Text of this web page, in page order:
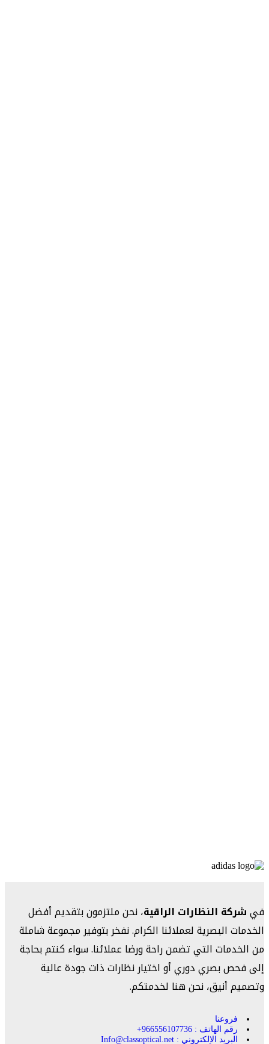
فيشركة النظارات الراقية، نحن ملتزمون بتقديم أفضل
الخدمات البصرية لعملائنا الكرام. نفخر بتوفير مجموعة شاملة
من الخدمات التي تضمن راحة ورضا عملائنا. سواء كنتم بحاجة
إلى فحص بصري دوري أو اختيار نظارات ذات جودة عالية
وتصميم أنيق، نحن هنا لخدمتكم.
فروعنا
رقم الهاتف : 966556107736+
البريد الإلكتروني : Info@classoptical.net